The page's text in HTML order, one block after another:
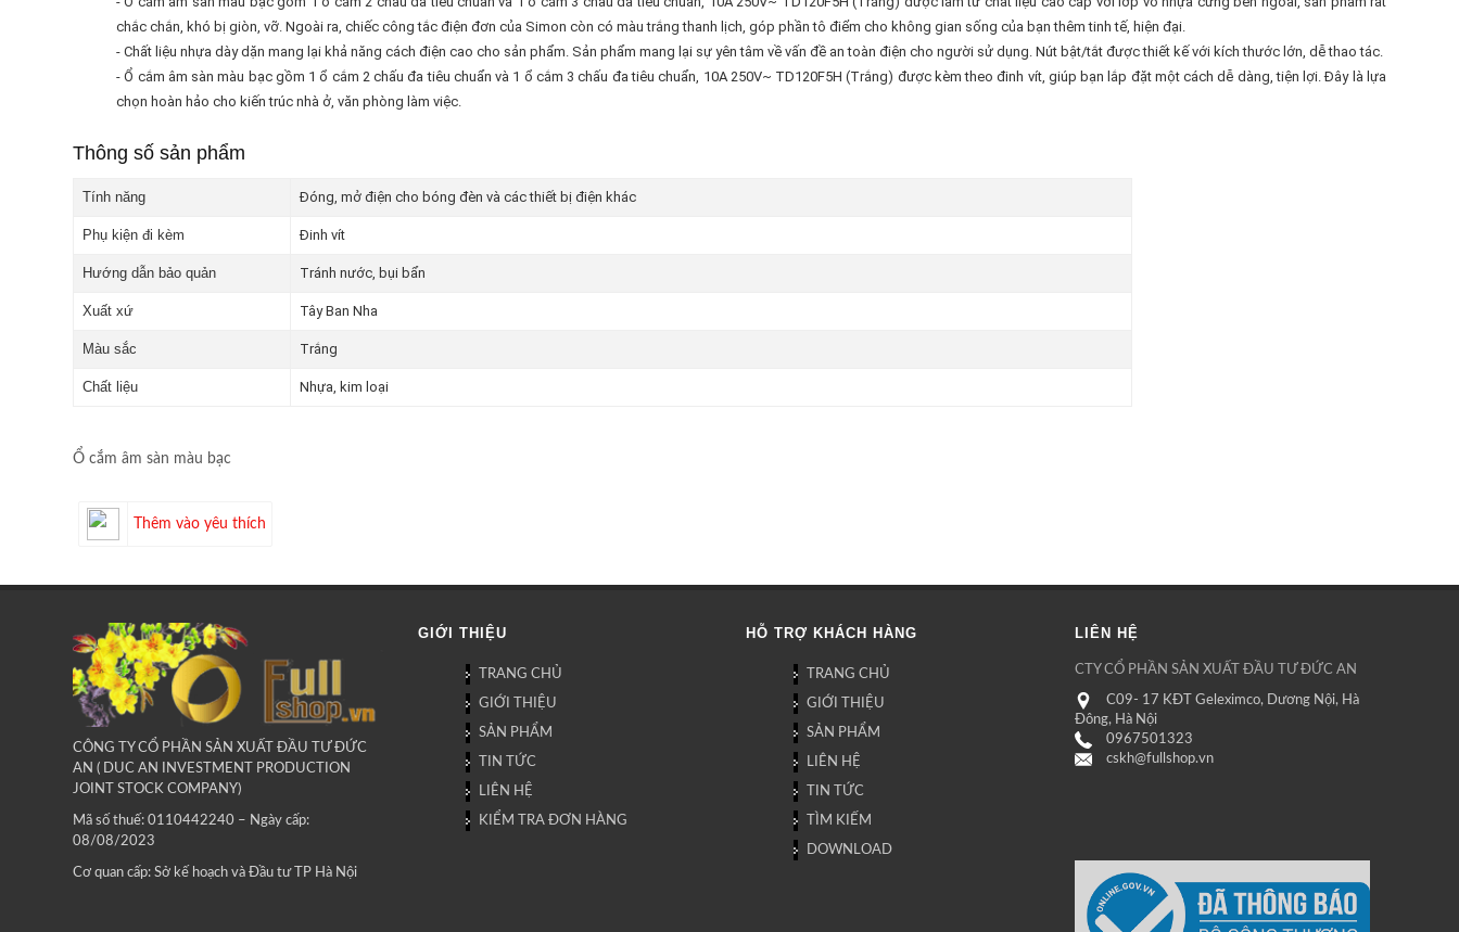
chắc chắn, khó bị giòn, vỡ. Ngoài ra, chiếc công tắc điện đơn của Simon còn có màu trắng thanh lịch, góp phần tô điểm cho không gian sống của bạn thêm tinh tế, hiện đại.
- Chất liệu nhựa dày dặn mang lại khả năng cách điện cao cho sản phẩm. Sản phẩm mang lại sự yên tâm về vấn đề an toàn điện cho người sử dụng. Nút bật/tắt được thiết kế với kích thước lớn, dễ thao tác.
- Ổ cắm âm sàn màu bạc gồm 1 ổ cắm 2 chấu đa tiêu chuẩn và 1 ổ cắm 3 chấu đa tiêu chuẩn, 10A 250V~ TD120F5H (Trắng) được kèm theo đinh vít, giúp bạn lắp đặt một cách dễ dàng, tiện lợi. Đây là lựa
chọn hoàn hảo cho kiến trúc nhà ở, văn phòng làm việc.
Thông số sản phẩm
Tính năng Đóng, mở điện cho bóng đèn và các thiết bị điện khác
Phụ kiện đi kèm Đinh vít
Hướng dẫn bảo quản Tránh nước, bụi bẩn
Xuất xứ Tây Ban Nha
Màu sắc Trắng
Chất liệu Nhựa, kim loại
Ổ cắm âm sàn màu bạc
Thêm vào yêu thích
CÔNG TY CỔ PHẦN SẢN XUẤT ĐẦU TƯ ĐỨC
AN ( DUC AN INVESTMENT PRODUCTION
JOINT STOCK COMPANY)
Mã số thuế: 0110442240 – Ngày cấp:
08/08/2023
Cơ quan cấp: Sở kế hoạch và Đầu tư TP Hà Nội
GIỚI THIỆU
TRANG CHỦ
GIỚI THIỆU
SẢN PHẨM
TIN TỨC
LIÊN HỆ
KIỂM TRA ĐƠN HÀNG
HỖ TRỢ KHÁCH HÀNG
TRANG CHỦ
GIỚI THIỆU
SẢN PHẨM
LIÊN HỆ
TIN TỨC
TÌM KIẾM
DOWNLOAD
LIÊN HỆ
CTY CỔ PHẦN SẢN XUẤT ĐẦU TƯ ĐỨC AN
C09- 17 KĐT Geleximco, Dương Nội, Hà
Đông, Hà Nội
0967501323
cskh@fullshop.vn